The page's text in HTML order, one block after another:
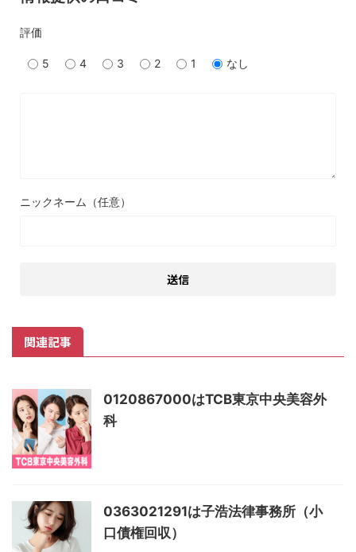
評価
5 4 3 2 1 なし
ニックネーム（任意）
関連記事
0120867000はTCB東京中央美容外
科
0363021291は子浩法律事務所（小
口債権回収）